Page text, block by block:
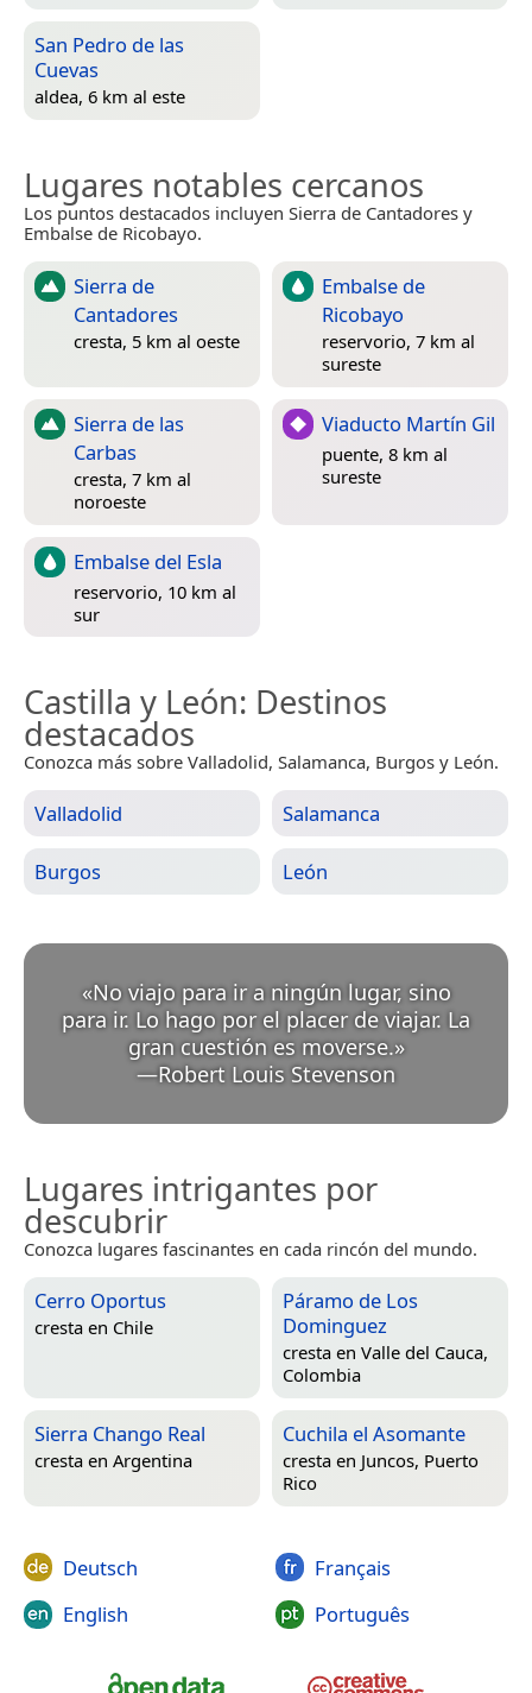
San Pedro de las
Cuevas
aldea, 6 km al este
Lugares notables cercanos
Los puntos destacados incluyen Sierra de Cantadores y
Embalse de Ricobayo.
Sierra de
Cantadores
cresta, 5 km al oeste
Embalse de
Ricobayo
reservorio, 7 km al
sureste
Sierra de las
Carbas
cresta, 7 km al
noroeste
Viaducto Martín Gil
puente, 8 km al
sureste
Embalse del Esla
reservorio, 10 km al
sur
Castilla y León: Destinos
destacados
Conozca más sobre Valladolid, Salamanca, Burgos y León.
Valladolid Salamanca
Burgos León
«No viajo para ir a ningún lugar, sino
para ir. Lo hago por el placer de viajar. La
gran cuestión es moverse. »
—Robert Louis Stevenson
Lugares intrigantes por
descubrir
Conozca lugares fascinantes en cada rincón del mundo.
Cerro Oportus
cresta en Chile
Páramo de Los
Dominguez
cresta en Valle del Cauca,
Colombia
Sierra Chango Real
cresta en Argentina
Cuchila el Asomante
cresta en Juncos, Puerto
Rico
Deutsch
English
Français
Português